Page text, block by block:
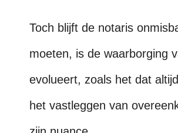
Toch blijft de notaris
moeten, is de waarborging
evolueert, zoals het dat
het vastleggen van